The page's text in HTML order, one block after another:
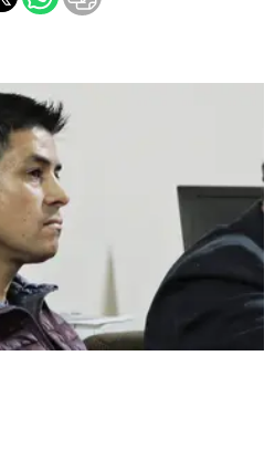
Aplausos
Con el campo
Espacio empresas
Sociedad
Tecnología
Turismo
Salud
Es viral